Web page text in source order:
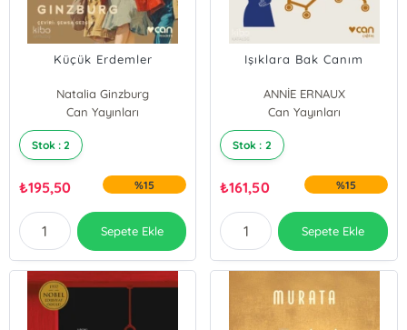
Küçük Erdemler
Natalia Ginzburg
Can Yayınları
Stok : 2
₺195,50 %15
Sepete Ekle
Işıklara Bak Canım
ANNİE ERNAUX
Can Yayınları
Stok : 2
₺161,50 %15
Sepete Ekle